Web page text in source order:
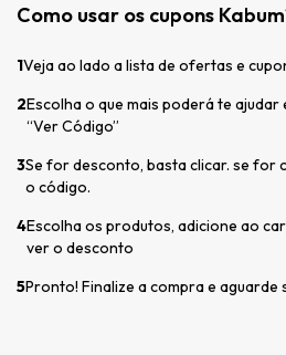
Como usar os cupons
1Veja ao lado a lista de ofertas e
2Escolha o que mais poderá te ajudar
“Ver Código”
3Se for desconto, basta clicar. se for
o código.
4Escolha os produtos, adicione ao
ver o desconto
5Pronto! Finalize a compra e aguarde